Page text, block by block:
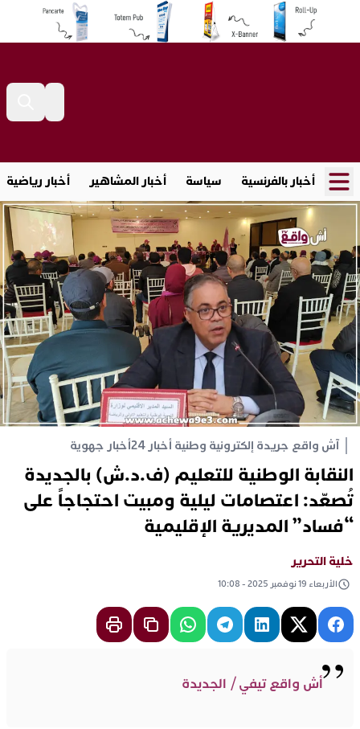
أخبار بالفرنسية سياسة أخبار المشاهير أخبار رياضية
آش واقع جريدة إلكترونية وطنية أخبار 24 أخبار جهوية
النقابة الوطنية للتعليم (ف.د.ش) بالجديدة
تُصعّد: اعتصامات ليلية ومبيت احتجاجاً على
“فساد” المديرية الإقليمية
خلية التحرير
الأربعاء 19 نوفمبر 2025 - 10:08
أش واقع تيفي / الجديدة